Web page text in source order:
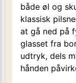
både øl og
klassisk
at gå ned på
glasset fra
udtryk, dels
hånden